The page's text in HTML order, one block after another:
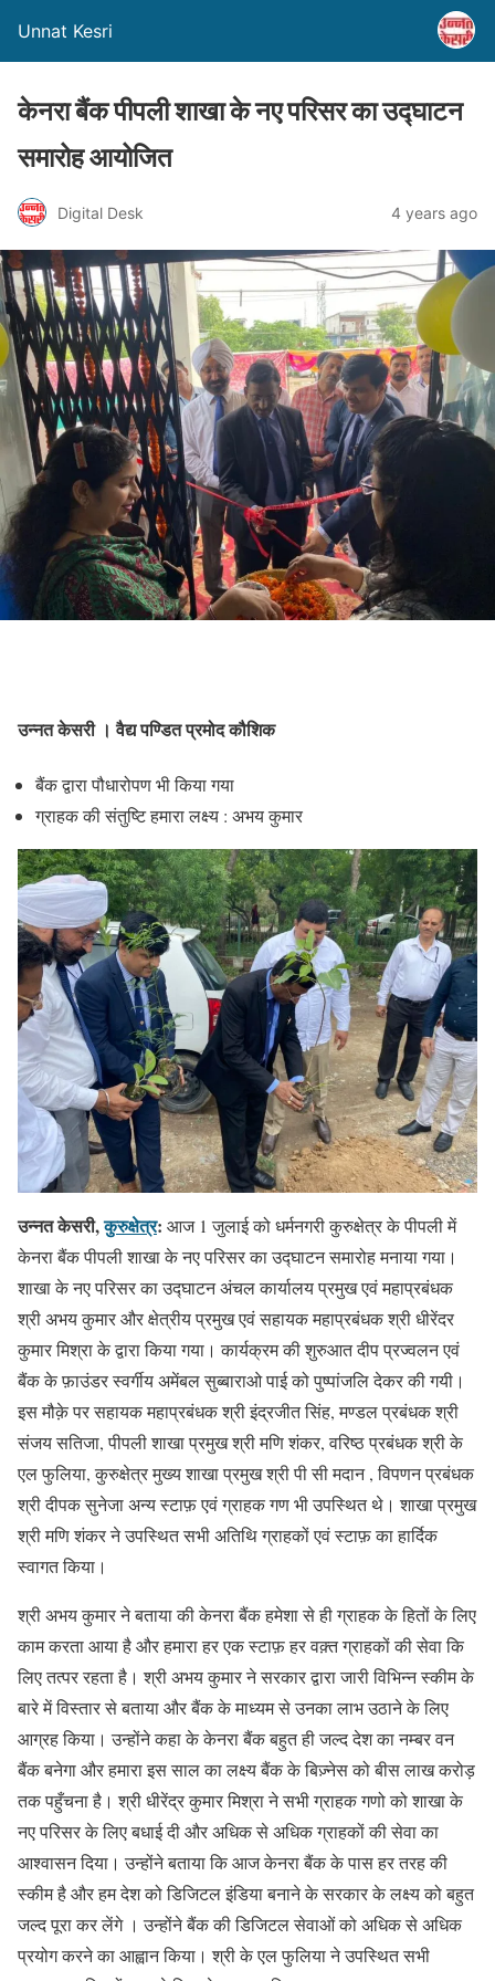
Unnat Kesri
केनरा बैंक पीपली शाखा के नए परिसर का उद्घाटन
समारोह आयोजित
Digital Desk 4 years ago
उन्नत केसरी । वैद्य पण्डित प्रमोद कौशिक
बैंक द्वारा पौधारोपण भी किया गया
ग्राहक की संतुष्टि हमारा लक्ष्य : अभय कुमार
उन्नत केसरी,कुरुक्षेत्र: आज 1 जुलाई को धर्मनगरी कुरुक्षेत्र के पीपली में
केनरा बैंक पीपली शाखा के नए परिसर का उद्घाटन समारोह मनाया गया।
शाखा के नए परिसर का उद्घाटन अंचल कार्यालय प्रमुख एवं महाप्रबंधक
श्री अभय कुमार और क्षेत्रीय प्रमुख एवं सहायक महाप्रबंधक श्री धीरेंदर
कुमार मिश्रा के द्वारा किया गया। कार्यक्रम की शुरुआत दीप प्रज्वलन एवं
बैंक के फ़ाउंडर स्वर्गीय अमेंबल सुब्बाराओ पाई को पुष्पांजलि देकर की गयी।
इस मौक़े पर सहायक महाप्रबंधक श्री इंद्रजीत सिंह, मण्डल प्रबंधक श्री
संजय सतिजा, पीपली शाखा प्रमुख श्री मणि शंकर, वरिष्ठ प्रबंधक श्री के
एल फुलिया, कुरुक्षेत्र मुख्य शाखा प्रमुख श्री पी सी मदान , विपणन प्रबंधक
श्री दीपक सुनेजा अन्य स्टाफ़ एवं ग्राहक गण भी उपस्थित थे। शाखा प्रमुख
श्री मणि शंकर ने उपस्थित सभी अतिथि ग्राहकों एवं स्टाफ़ का हार्दिक
स्वागत किया।
श्री अभय कुमार ने बताया की केनरा बैंक हमेशा से ही ग्राहक के हितों के लिए
काम करता आया है और हमारा हर एक स्टाफ़ हर वक़्त ग्राहकों की सेवा कि
लिए तत्पर रहता है। श्री अभय कुमार ने सरकार द्वारा जारी विभिन्न स्कीम के
बारे में विस्तार से बताया और बैंक के माध्यम से उनका लाभ उठाने के लिए
आग्रह किया। उन्होंने कहा के केनरा बैंक बहुत ही जल्द देश का नम्बर वन
बैंक बनेगा और हमारा इस साल का लक्ष्य बैंक के बिज़्नेस को बीस लाख करोड़
तक पहुँचना है। श्री धीरेंद्र कुमार मिश्रा ने सभी ग्राहक गणो को शाखा के
नए परिसर के लिए बधाई दी और अधिक से अधिक ग्राहकों की सेवा का
आश्वासन दिया। उन्होंने बताया कि आज केनरा बैंक के पास हर तरह की
स्कीम है और हम देश को डिजिटल इंडिया बनाने के सरकार के लक्ष्य को बहुत
जल्द पूरा कर लेंगे । उन्होंने बैंक की डिजिटल सेवाओं को अधिक से अधिक
प्रयोग करने का आह्वान किया। श्री के एल फुलिया ने उपस्थित सभी